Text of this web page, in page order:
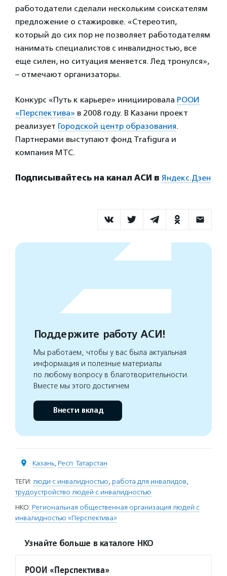
работодатели сделали нескольким соискателям
предложение о стажировке. «Стереотип,
который до сих пор не позволяет работодателям
нанимать специалистов с инвалидностью, все
еще силен, но ситуация меняется. Лед тронулся»,
– отмечают организаторы.
Конкурс «Путь к карьере» инициировала РООИ
«Перспектива» в 2008 году. В Казани проект
реализует Городской центр образования.
Партнерами выступают фонд Trafigura и
компания МТС.
Подписывайтесь на канал АСИ в Яндекс.Дзен
Поддержите работу АСИ!
Мы работаем, чтобы у вас была актуальная
информация и полезные материалы
по любому вопросу в благотворительности.
Вместе мы этого достигнем
Внести вклад
Казань, Респ. Татарстан
ТЕГИ: люди с инвалидностью, работа для инвалидов,
трудоустройство людей с инвалидностью
НКО: Региональная общественная организация людей с
инвалидностью «Перспектива»
Узнайте больше в каталоге НКО
РООИ «Перспектива»